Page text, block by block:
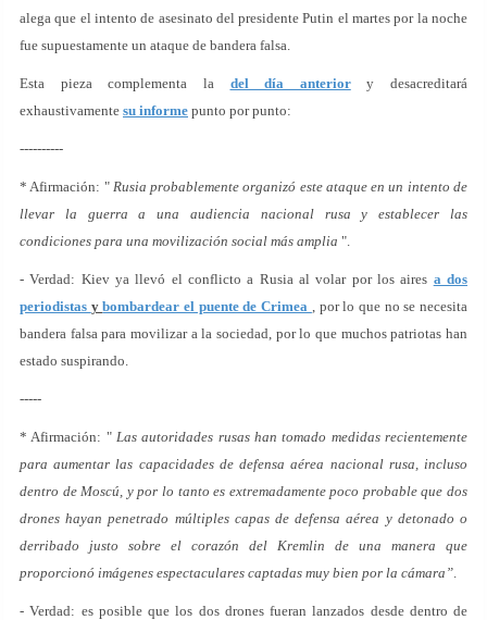
alega que el intento de asesinato del presidente Putin el martes por la noche
fue supuestamente un ataque de bandera falsa.
Esta pieza complementa la del día anterior
y desacreditará
exhaustivamente su informe punto por punto:
----------
* Afirmación: " Rusia probablemente organizó este ataque en un intento de
llevar la guerra a una audiencia nacional rusa y establecer las
condiciones para una movilización social más amplia ".
- Verdad: Kiev ya llevó el conflicto a Rusia al volar por los aires a dos
periodistas ybombardear el puente de Crimea , por lo que no se necesita
bandera falsa para movilizar a la sociedad, por lo que muchos patriotas han
estado suspirando.
-----
* Afirmación: " Las autoridades rusas han tomado medidas recientemente
para aumentar las capacidades de defensa aérea nacional rusa, incluso
dentro de Moscú, y por lo tanto es extremadamente poco probable que dos
drones hayan penetrado múltiples capas de defensa aérea y detonado o
derribado justo sobre el corazón del Kremlin de una manera que
proporcionó imágenes espectaculares captadas muy bien por la cámara”.
- Verdad: es posible que los dos drones fueran lanzados desde dentro de